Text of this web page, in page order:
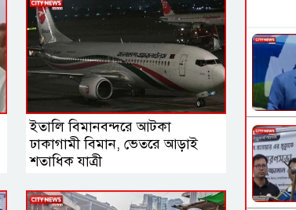
ইতালি বিমানবন্দরে আটকা
ঢাকাগামী বিমান, ভেতরে আড়াই
শতাধিক যাত্রী